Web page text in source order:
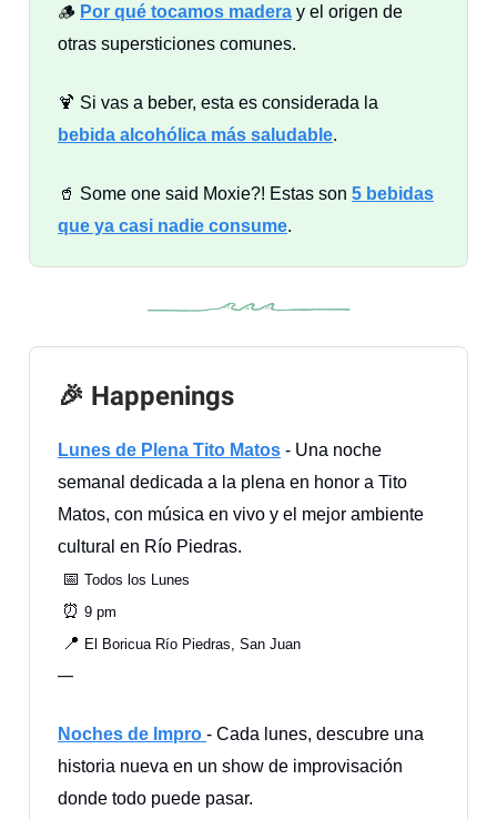
🪵 Por qué tocamos madera y el origen de
otras supersticiones comunes.
🍹 Si vas a beber, esta es considerada la
bebida alcohólica más saludable.
🥤 Some one said Moxie?! Estas son 5 bebidas
que ya casi nadie consume.
🎉 Happenings
Lunes de Plena Tito Matos - Una noche
semanal dedicada a la plena en honor a Tito
Matos, con música en vivo y el mejor ambiente
cultural en Río Piedras.
📅 Todos los Lunes
⏰ 9 pm
📍 El Boricua Río Piedras, San Juan
—
Noches de Impro - Cada lunes, descubre una
historia nueva en un show de improvisación
donde todo puede pasar.